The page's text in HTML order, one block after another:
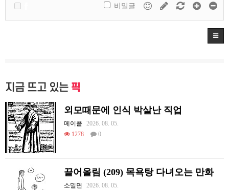
비밀글
지금 뜨고 있는 픽
외모때문에 인식 박살난 직업
메이플
2026. 08. 05.
1278
0
끌어올림 (209) 목욕탕 다녀오는 만화
소밀면
2026. 08. 05.